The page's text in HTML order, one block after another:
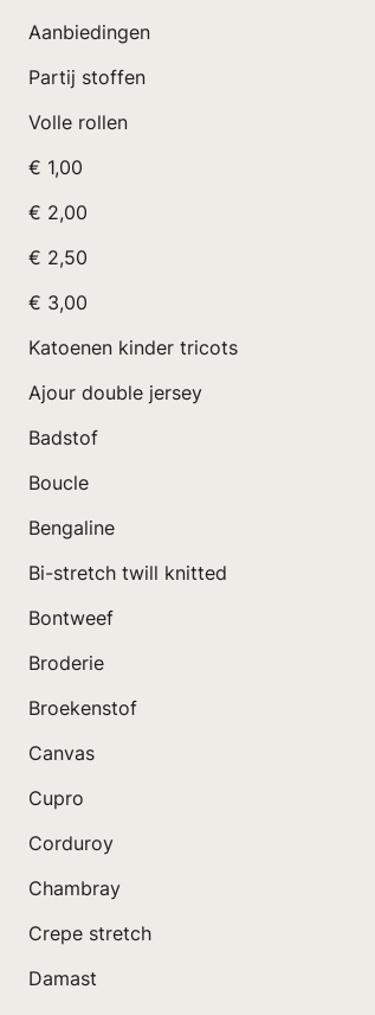
Aanbiedingen
Partij stoffen
Volle rollen
€ 1,00
€ 2,00
€ 2,50
€ 3,00
Katoenen kinder tricots
Ajour double jersey
Badstof
Boucle
Bengaline
Bi-stretch twill knitted
Bontweef
Broderie
Broekenstof
Canvas
Cupro
Corduroy
Chambray
Crepe stretch
Damast